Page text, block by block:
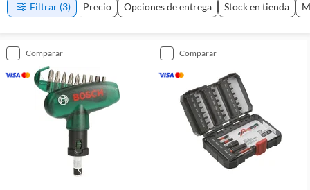
Filtrar (3) Precio Opciones de entrega Stock en tienda
comparar comparar